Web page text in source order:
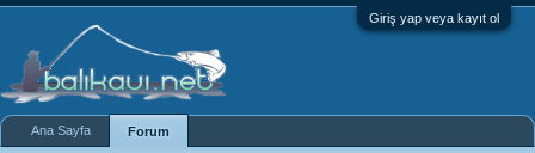
Giriş yap veya kayıt ol
Ana Sayfa Forum